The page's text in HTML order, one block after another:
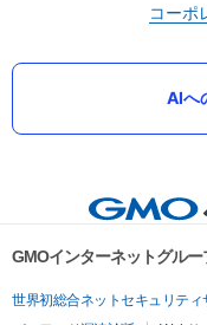
コーポ
AIへ
GMOインターネットグル
世界初総合ネットセキュリティ